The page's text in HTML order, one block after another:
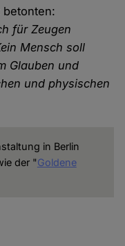
betonten:
für Zeugen
Mensch soll
Glauben und
und physischen
in Berlin
der "Goldene